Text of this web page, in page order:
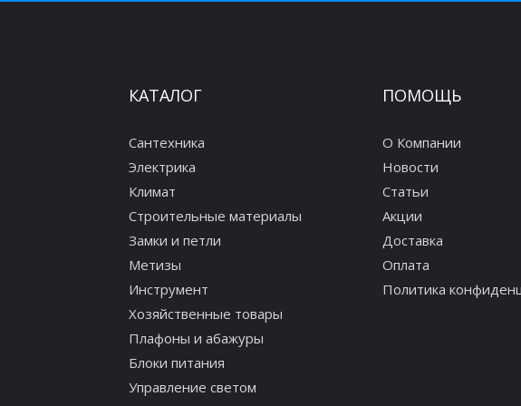
КАТАЛОГ
Сантехника
Электрика
Климат
Строительные материалы
Замки и петли
Метизы
Инструмент
Хозяйственные товары
Плафоны и абажуры
Блоки питания
Управление светом
ПОМОЩЬ
О Компании
Новости
Статьи
Акции
Доставка
Оплата
Политика